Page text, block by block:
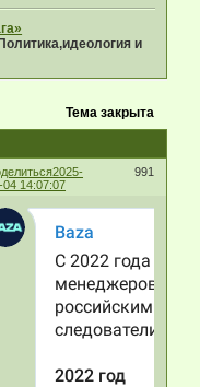
Политика,идеология и
Тема закрыта
991
2025-
04 14:07:07